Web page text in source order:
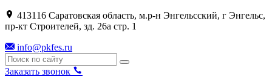
413116 Саратовская область, м.р-н Энгельсский, г Энгельс,
пр-кт Строителей, зд. 26а стр. 1
info@pkfes.ru
Заказать звонок